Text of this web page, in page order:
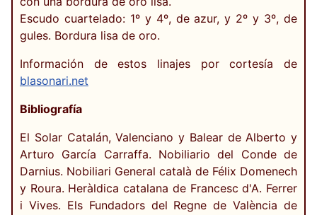
Escudo cuartelado: 1º y 4º, de azur, y 2º y 3º, de
gules. Bordura lisa de oro.
Información de estos linajes por cortesía de
blasonari.net
Bibliografía
El Solar Catalán, Valenciano y Balear de Alberto y
Arturo García Carraffa. Nobiliario del Conde de
Darnius. Nobiliari General català de Félix Domenech
y Roura. Heràldica catalana de Francesc d'A. Ferrer
i Vives. Els Fundadors del Regne de València de